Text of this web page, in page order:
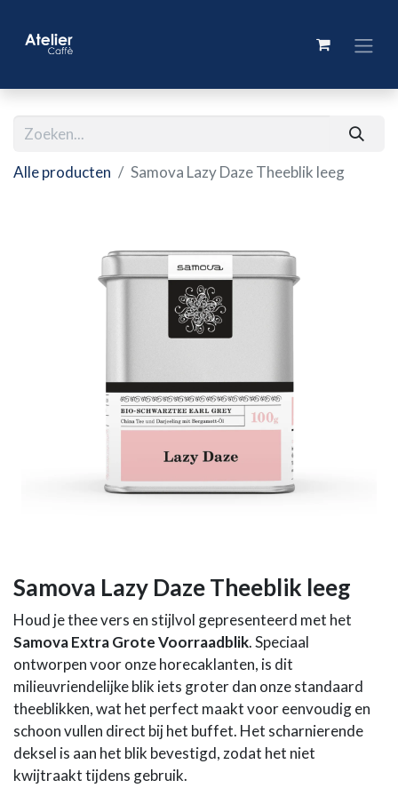
Alle producten Samova Lazy Daze Theeblik leeg
Samova Lazy Daze Theeblik leeg
Houd je thee vers en stijlvol gepresenteerd met het
Samova Extra Grote Voorraadblik. Speciaal
ontworpen voor onze horecaklanten, is dit
milieuvriendelijke blik iets groter dan onze standaard
theeblikken, wat het perfect maakt voor eenvoudig en
schoon vullen direct bij het buffet. Het scharnierende
deksel is aan het blik bevestigd, zodat het niet
kwijtraakt tijdens gebruik.